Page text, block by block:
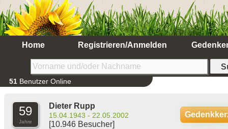
Home Registrieren/Anmelden
51 Benutzer Online
59
Jahre
Dieter Rupp
15.04.1943 - 22.05.2002
[10.946 Besucher]